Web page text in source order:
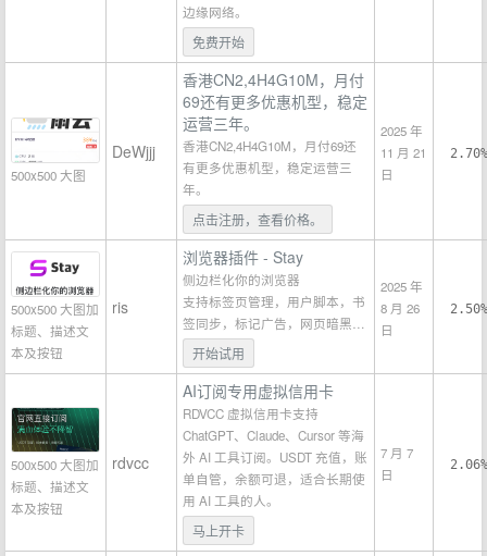
边缘网络。
免费开始
500x500 大图
DeWjjj
香港CN2,4H4G10M，月付
69还有更多优惠机型，稳定
运营三年。
香港CN2,4H4G10M，月付69还
有更多优惠机型，稳定运营三
年。
点击注册，查看价格。
2025 年
11 月 21
日
2.70%
500x500 大图加
标题、描述文
本及按钮
ris
浏览器插件 - Stay
侧边栏化你的浏览器
支持标签页管理，用户脚本，书
签同步，标记广告，网页暗黑…
开始试用
2025 年
8 月 26
日
2.50%
500x500 大图加
标题、描述文
本及按钮
rdvcc
AI订阅专用虚拟信用卡
RDVCC 虚拟信用卡支持
ChatGPT、Claude、Cursor 等海
外 AI 工具订阅。USDT 充值，账
单自管，余额可退，适合长期使
用 AI 工具的人。
马上开卡
7 月 7
日
2.06%